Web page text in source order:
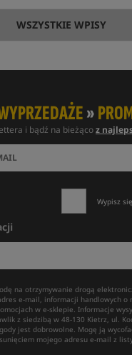
WSZYSTKIE WPISY
»
i bądź na bieżącoz
Wypisz się
na otrzymywanie drogą
e-mail, informacji handlowych o
w e-sklepie. Informacje
z siedzibą w 48-130 Kietrz, ul.
jest dobrowolne. Mogę ją
mojego adresu e-mail z